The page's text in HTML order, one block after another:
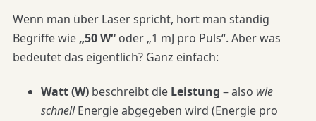
Wenn man über Laser spricht, hört man ständig
Begriffe wie „50 W“ oder „1 mJ pro Puls“. Aber was
bedeutet das eigentlich? Ganz einfach:
Watt (W) beschreibt die Leistung – also wie
schnellEnergie abgegeben wird (Energie pro